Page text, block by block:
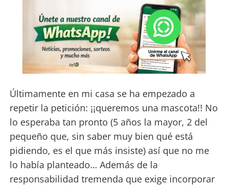
Últimamente en mi casa se ha empezado a
repetir la petición: ¡¡queremos una mascota!! No
lo esperaba tan pronto (5 años la mayor, 2 del
pequeño que, sin saber muy bien qué está
pidiendo, es el que más insiste) así que no me
lo había planteado… Además de la
responsabilidad tremenda que exige incorporar